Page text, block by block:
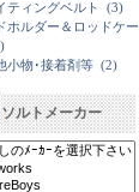
ティングベルト
(3)
ホルダー＆ロッドケー
小物･接着剤等 (2)
ソルトメーカー